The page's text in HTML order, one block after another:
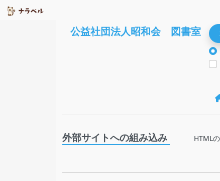
公益社団法人昭和会 図書室
外部サイトへの組み込み HTML